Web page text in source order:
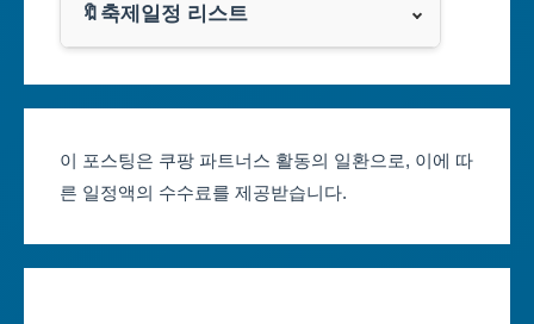
광주광역시
대전광역시
클룩
🔖축제일정 리스트
대구축제 일정
인천축제 일정
이 포스팅은 쿠팡 파트너스 활동의 일환으로, 이에 따
른 일정액의 수수료를 제공받습니다.